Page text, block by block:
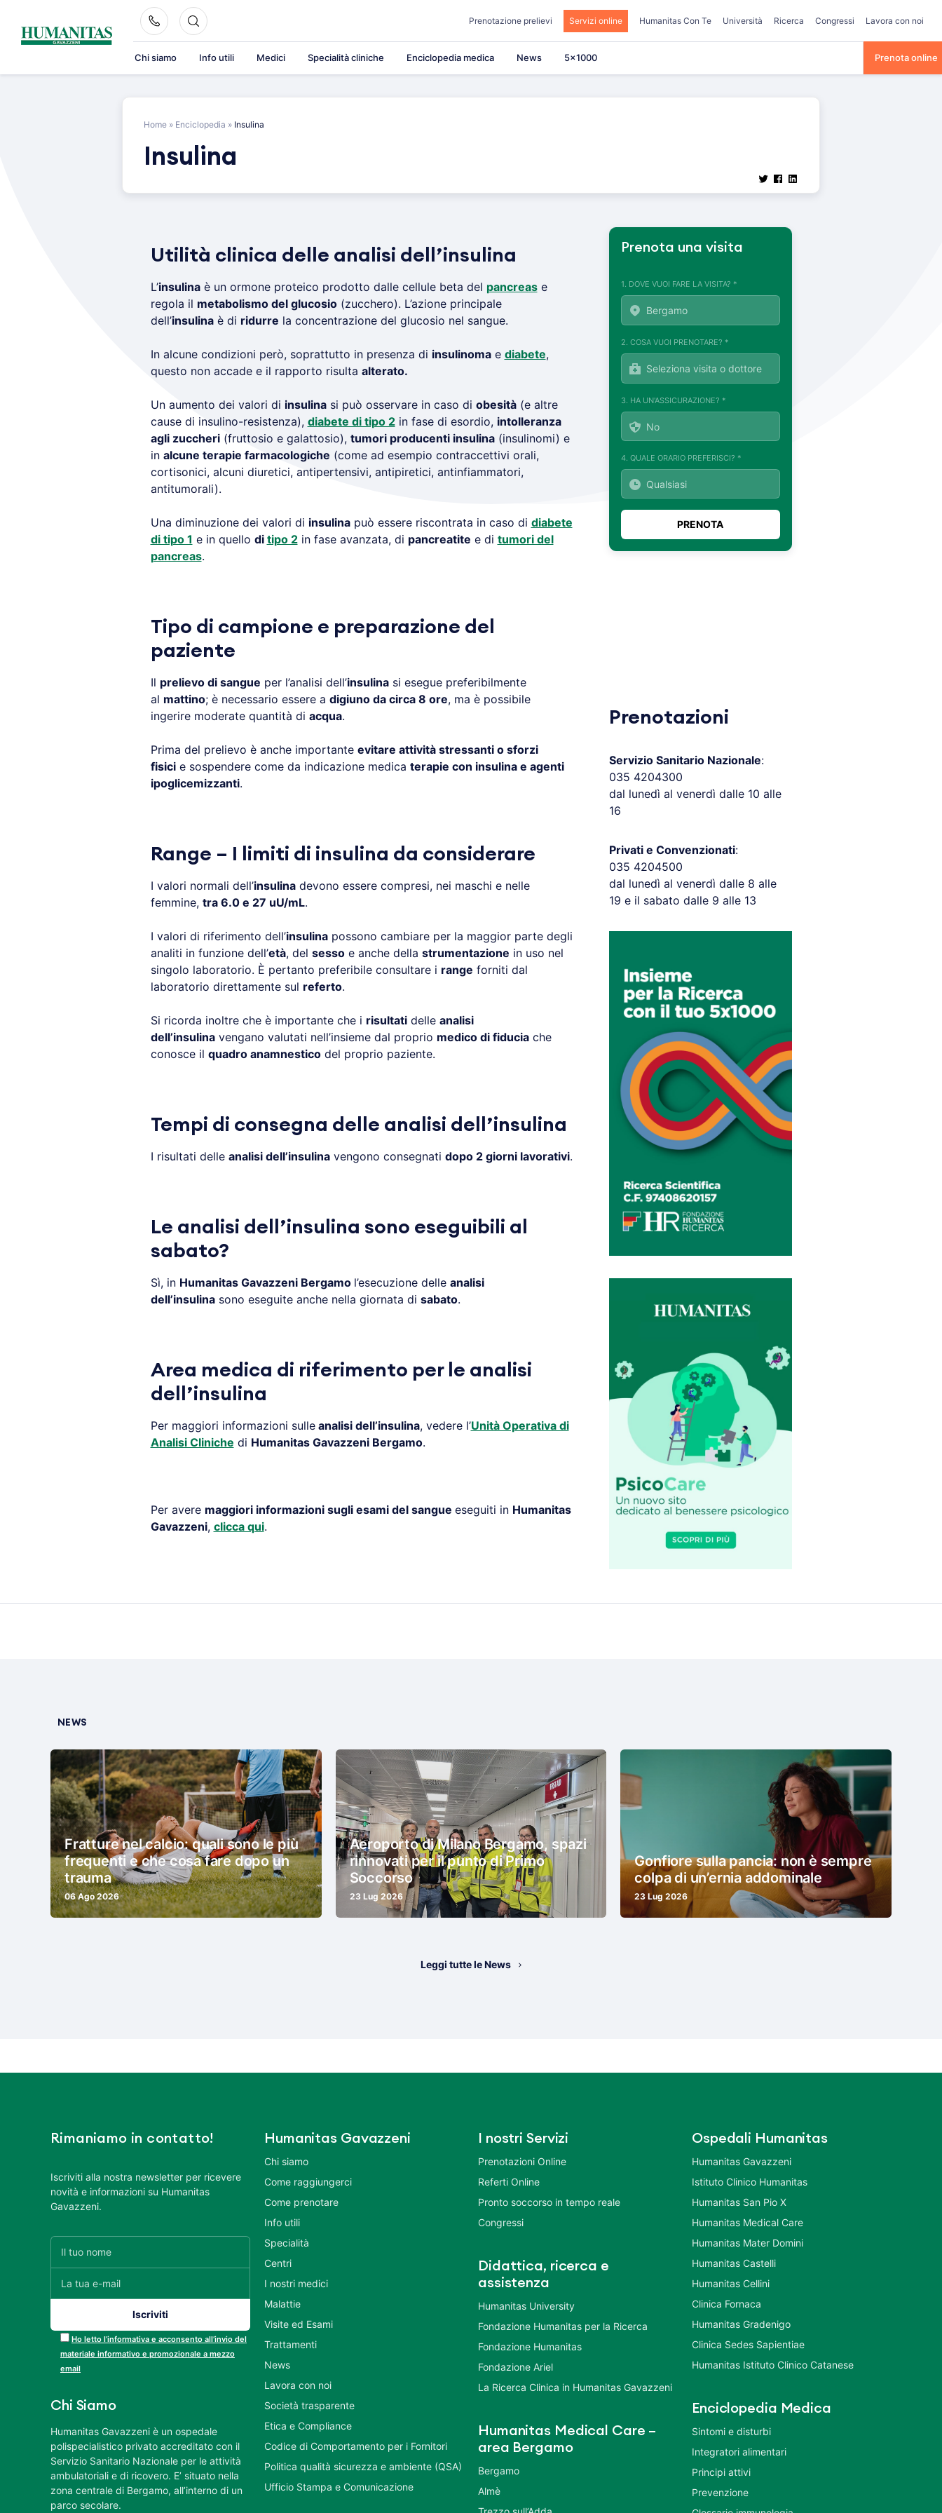
content
Prenotazione prelievi Servizi online Humanitas Con Te Università Ricerca Congressi Lavora con noi
Chi siamo Info utili Medici Specialità cliniche Enciclopedia medica News 5×1000 Prenota online
Home » Enciclopedia » Insulina
Insulina
Utilità clinica delle analisi dell’insulina
L’insulinaè un ormone proteico prodotto dalle cellule beta del pancrease
regola il metabolismo del glucosio(zucchero). L’azione principale
dell’insulinaè di ridurre la concentrazione del glucosio nel sangue.
In alcune condizioni però, soprattutto in presenza di insulinomae diabete,
questo non accade e il rapporto risulta alterato.
Un aumento dei valori di insulinasi può osservare in caso di obesità(e altre
cause di insulino-resistenza), diabete di tipo 2in fase di esordio, intolleranza
agli zuccheri(fruttosio e galattosio), tumori producenti insulina(insulinomi) e
in alcune terapie farmacologiche (come ad esempio contraccettivi orali,
cortisonici, alcuni diuretici, antipertensivi, antipiretici, antinfiammatori,
antitumorali).
Una diminuzione dei valori di insulinapuò essere riscontrata in caso di diabete
di tipo 1 e in quello di tipo 2in fase avanzata, di pancreatite e di tumori del
pancreas.
Tipo di campione e preparazione del
paziente
Il prelievo di sangue per l’analisi dell’insulinasi esegue preferibilmente
al mattino; è necessario essere a digiuno da circa 8 ore, ma è possibile
ingerire moderate quantità di acqua.
Prima del prelievo è anche importante evitare attività stressanti o sforzi
fisicie sospendere come da indicazione medica terapie con insulina e agenti
ipoglicemizzanti.
Range – I limiti di insulina da considerare
I valori normali dell’insulinadevono essere compresi, nei maschi e nelle
femmine, tra 6.0 e 27 uU/mL.
I valori di riferimento dell’insulinapossono cambiare per la maggior parte degli
analiti in funzione dell’età, del sessoe anche della strumentazione in uso nel
singolo laboratorio. È pertanto preferibile consultare i range forniti dal
laboratorio direttamente sul referto.
Si ricorda inoltre che è importante che i risultatidelle analisi
dell’insulinavengano valutati nell’insieme dal proprio medico di fiduciache
conosce il quadro anamnesticodel proprio paziente.
Tempi di consegna delle analisi dell’insulina
I risultati delle analisi dell’insulinavengono consegnati dopo 2 giorni lavorativi.
Le analisi dell’insulina sono eseguibili al
sabato?
Sì, in Humanitas Gavazzeni Bergamo l’esecuzione delle analisi
dell’insulinasono eseguite anche nella giornata di sabato.
Area medica di riferimento per le analisi
dell’insulina
Per maggiori informazioni sulle analisi dell’insulina, vedere l’Unità Operativa di
Analisi Cliniche di Humanitas Gavazzeni Bergamo.
Per avere maggiori informazioni sugli esami del sangue eseguiti in Humanitas
Gavazzeni, clicca qui.
Prenota una visita
1. DOVE VUOI FARE LA VISITA? *
2. COSA VUOI PRENOTARE? *
3. HA UN'ASSICURAZIONE? *
4. QUALE ORARIO PREFERISCI? *
Prenotazioni
Servizio Sanitario Nazionale:
035 4204300
dal lunedì al venerdì dalle 10 alle
16
Privati e Convenzionati:
035 4204500
dal lunedì al venerdì dalle 8 alle
19 e il sabato dalle 9 alle 13
NEWS
Fratture nel calcio: quali sono le più
frequenti e che cosa fare dopo un
trauma
06 Ago 2026
Aeroporto di Milano Bergamo, spazi
rinnovati per il punto di Primo
Soccorso
23 Lug 2026
Gonfiore sulla pancia: non è sempre
colpa di un’ernia addominale
23 Lug 2026
Leggi tutte le News
Rimaniamo in contatto!
Iscriviti alla nostra newsletter per ricevere
novità e informazioni su Humanitas
Gavazzeni.
Ho letto l’informativa e acconsento all’invio del
materiale informativo e promozionale a mezzo
email
Chi Siamo
Humanitas Gavazzeni è un ospedale
polispecialistico privato accreditato con il
Servizio Sanitario Nazionale per le attività
ambulatoriali e di ricovero. E’ situato nella
zona centrale di Bergamo, all’interno di un
parco secolare.
Humanitas Gavazzeni
Chi siamo
Come raggiungerci
Come prenotare
Info utili
Specialità
Centri
I nostri medici
Malattie
Visite ed Esami
Trattamenti
News
Lavora con noi
Società trasparente
Etica e Compliance
Codice di Comportamento per i Fornitori
Politica qualità sicurezza e ambiente (QSA)
Ufficio Stampa e Comunicazione
I nostri Servizi
Prenotazioni Online
Referti Online
Pronto soccorso in tempo reale
Congressi
Didattica, ricerca e
assistenza
Humanitas University
Fondazione Humanitas per la Ricerca
Fondazione Humanitas
Fondazione Ariel
La Ricerca Clinica in Humanitas Gavazzeni
Humanitas Medical Care –
area Bergamo
Bergamo
Almè
Ospedali Humanitas
Humanitas Gavazzeni
Istituto Clinico Humanitas
Humanitas San Pio X
Humanitas Medical Care
Humanitas Mater Domini
Humanitas Castelli
Humanitas Cellini
Clinica Fornaca
Humanitas Gradenigo
Clinica Sedes Sapientiae
Humanitas Istituto Clinico Catanese
Enciclopedia Medica
Sintomi e disturbi
Integratori alimentari
Principi attivi
Prevenzione